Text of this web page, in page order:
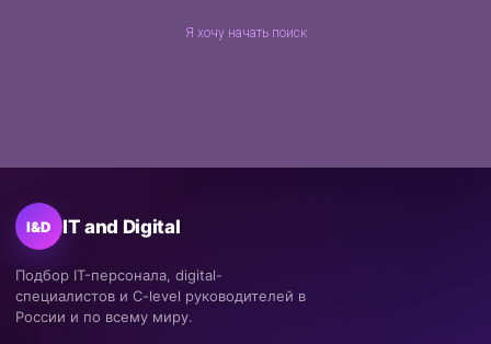
Я хочу начать поиск
I&D IT and Digital
Подбор IT-персонала, digital-
специалистов и C-level руководителей в
России и по всему миру.